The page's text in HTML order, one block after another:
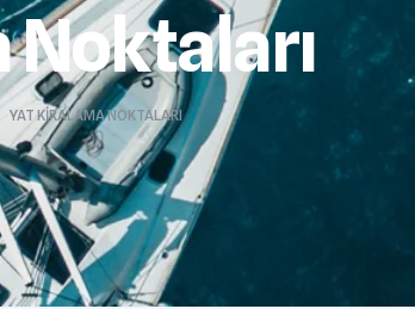
Noktaları
YAT KIRALAMA NOKTALARI